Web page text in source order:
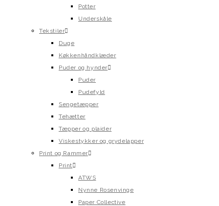
Potter
Underskåle
Tekstiler
Duge
Køkkenhåndklæder
Puder og hynder
Puder
Pudefyld
Sengetæpper
Tehætter
Tæpper og plaider
Viskestykker og grydelapper
Print og Rammer
Print
ATWS
Nynne Rosenvinge
Paper Collective